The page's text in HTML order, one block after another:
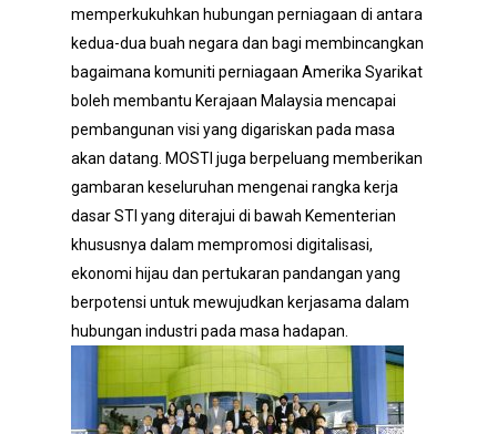
memperkukuhkan hubungan perniagaan di antara
kedua-dua buah negara dan bagi membincangkan
bagaimana komuniti perniagaan Amerika Syarikat
boleh membantu Kerajaan Malaysia mencapai
pembangunan visi yang digariskan pada masa
akan datang. MOSTI juga berpeluang memberikan
gambaran keseluruhan mengenai rangka kerja
dasar STI yang diterajui di bawah Kementerian
khususnya dalam mempromosi digitalisasi,
ekonomi hijau dan pertukaran pandangan yang
berpotensi untuk mewujudkan kerjasama dalam
hubungan industri pada masa hadapan.